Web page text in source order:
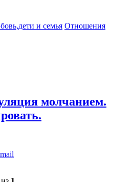
и семья Отношения
молчанием.